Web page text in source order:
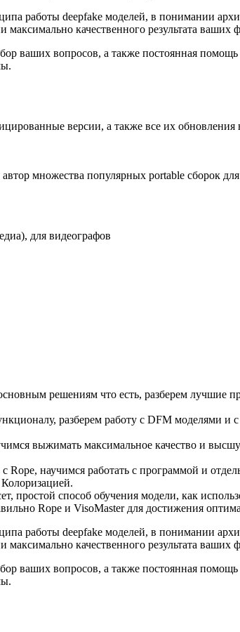
работы deepfake моделей, в понимании
качественного результата ваших
ваших вопросов, а также постоянная
версии, а также все их
множества популярных portable сборок
для видеографов
решениям что есть, разберем лучшие
разберем работу с DFM моделями
выжимать максимальное качество и
научимся работать с программой и
простой способ обучения модели, как
Rope и VisoMaster для достижения
работы deepfake моделей, в понимании
качественного результата ваших
ваших вопросов, а также постоянная